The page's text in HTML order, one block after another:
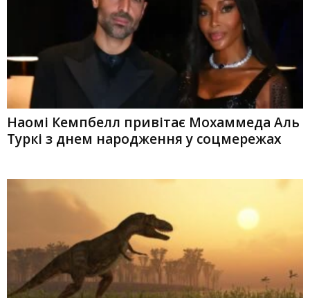
Наомі Кемпбелл привітає Мохаммеда Аль
Туркі з днем народження у соцмережах